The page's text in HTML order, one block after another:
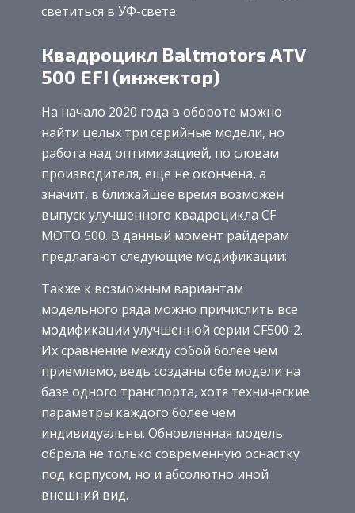
светиться в УФ-свете.
Квадроцикл Baltmotors ATV
500 EFI (инжектор)
На начало 2020 года в обороте можно
найти целых три серийные модели, но
работа над оптимизацией, по словам
производителя, еще не окончена, а
значит, в ближайшее время возможен
выпуск улучшенного квадроцикла CF
MOTO 500. В данный момент райдерам
предлагают следующие модификации:
Также к возможным вариантам
модельного ряда можно причислить все
модификации улучшенной серии CF500-2.
Их сравнение между собой более чем
приемлемо, ведь созданы обе модели на
базе одного транспорта, хотя технические
параметры каждого более чем
индивидуальны. Обновленная модель
обрела не только современную оснастку
под корпусом, но и абсолютно иной
внешний вид.